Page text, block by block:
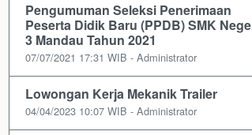
Pengumuman Seleksi Penerimaan
Peserta Didik Baru (PPDB) SMK
3 Mandau Tahun 2021
07/07/2021 17:31 WIB - Administrator
Lowongan Kerja Mekanik Trailer
04/04/2023 10:07 WIB - Administrator